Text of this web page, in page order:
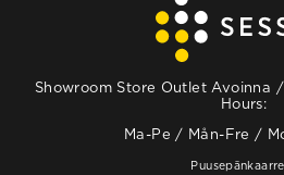
Showroom Store Outlet
Hours:
Ma-Pe / Mån-Fre /